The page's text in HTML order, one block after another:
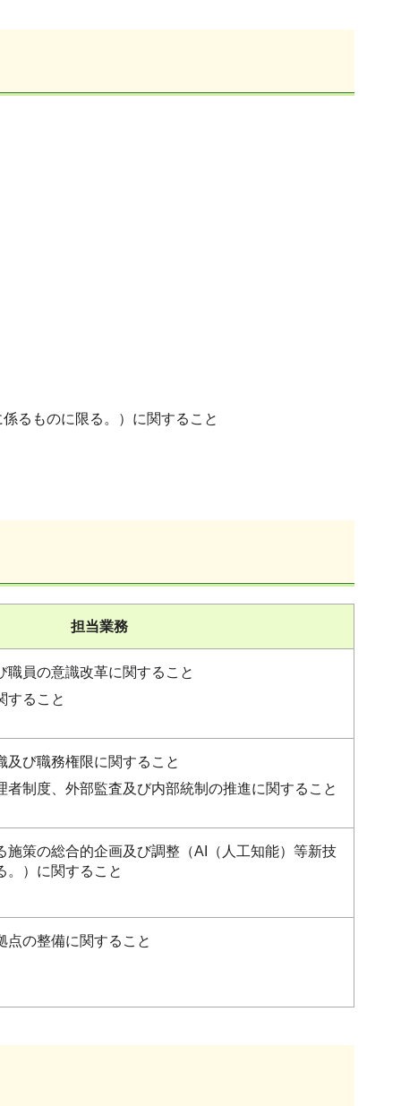
るものに限る。）に関すること
担当業務
職員の意識改革に関すること
すること
及び職務権限に関すること
者制度、外部監査及び内部統制の推進に関すること
施策の総合的企画及び調整（AI（人工知能）等新技
。）に関すること
点の整備に関すること